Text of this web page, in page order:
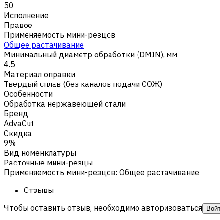
50
Исполнение
Правое
Применяемость мини-резцов
Общее растачивание
Минимальный диаметр обработки (DMIN), мм
4.5
Материал оправки
Твердый сплав (без каналов подачи СОЖ)
Особенности
Обработка нержавеющей стали
Бренд
AdvaCut
Скидка
9%
Вид номенклатуры
Расточные мини-резцы
Применяемость мини-резцов: Общее растачивание
Отзывы
Чтобы оставить отзыв, необходимо авторизоваться